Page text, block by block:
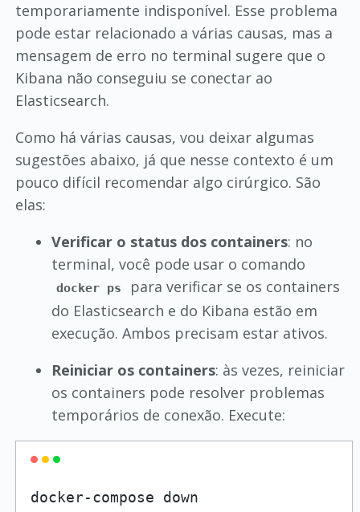
temporariamente indisponível. Esse problema
pode estar relacionado a várias causas, mas a
mensagem de erro no terminal sugere que o
Kibana não conseguiu se conectar ao
Elasticsearch.
Como há várias causas, vou deixar algumas
sugestões abaixo, já que nesse contexto é um
pouco difícil recomendar algo cirúrgico. São
elas:
Verificar o status dos containers: no
terminal, você pode usar o comando
docker ps
para verificar se os containers
do Elasticsearch e do Kibana estão em
execução. Ambos precisam estar ativos.
Reiniciar os containers: às vezes, reiniciar
os containers pode resolver problemas
temporários de conexão. Execute:
docker-compose down